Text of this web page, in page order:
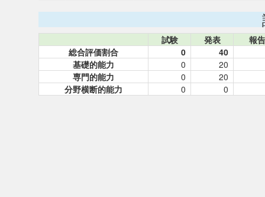
試験 発表
報
総合評価割合
0
40
基礎的能力
0
20
専門的能力
0
20
分野横断的能力
0 0